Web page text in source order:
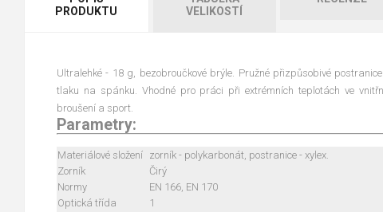
PRODUKTU
VELIKOSTÍ
Ultralehké - 18 g, bezobroučkové brýle. Pružné přizpůsobivé
tlaku na spánku. Vhodné pro práci při extrémních teplotách ve
broušení a sport.
Parametry:
Materiálové složení zorník - polykarbonát, postranice - xylex.
Zorník
Čirý
Normy
EN 166, EN 170
Optická třída
1